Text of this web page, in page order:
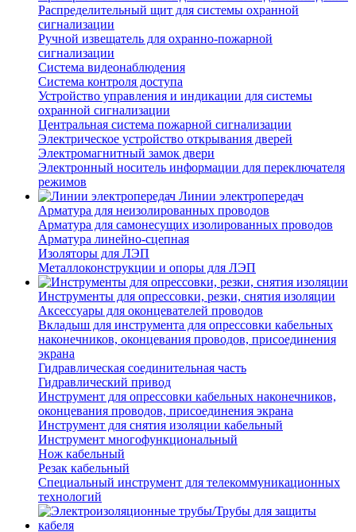
Распределительный щит для системы охранной
сигнализации
Ручной извещатель для охранно-пожарной
сигнализации
Система видеонаблюдения
Система контроля доступа
Устройство управления и индикации для системы
охранной сигнализации
Центральная система пожарной сигнализации
Электрическое устройство открывания дверей
Электромагнитный замок двери
Электронный носитель информации для переключателя
режимов
Линии электропередач
Арматура для неизолированных проводов
Арматура для самонесущих изолированных проводов
Арматура линейно-сцепная
Изоляторы для ЛЭП
Металлоконструкции и опоры для ЛЭП
Инструменты для опрессовки, резки, снятия изоляции
Аксессуары для оконцевателей проводов
Вкладыш для инструмента для опрессовки кабельных
наконечников, оконцевания проводов, присоединения
экрана
Гидравлическая соединительная часть
Гидравлический привод
Инструмент для опрессовки кабельных наконечников,
оконцевания проводов, присоединения экрана
Инструмент для снятия изоляции кабельный
Инструмент многофункциональный
Нож кабельный
Резак кабельный
Специальный инструмент для телекоммуникационных
технологий